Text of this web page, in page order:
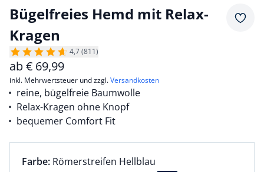
Bügelfreies Hemd mit Relax-
Kragen
4,7 (811)
ab€ 69,99
inkl. Mehrwertsteuer und zzgl.Versandkosten
reine, bügelfreie Baumwolle
Relax-Kragen ohne Knopf
bequemer Comfort Fit
Farbauswahl:
Farbe: aktuell ausgewählt:
Römerstreifen Hellblau